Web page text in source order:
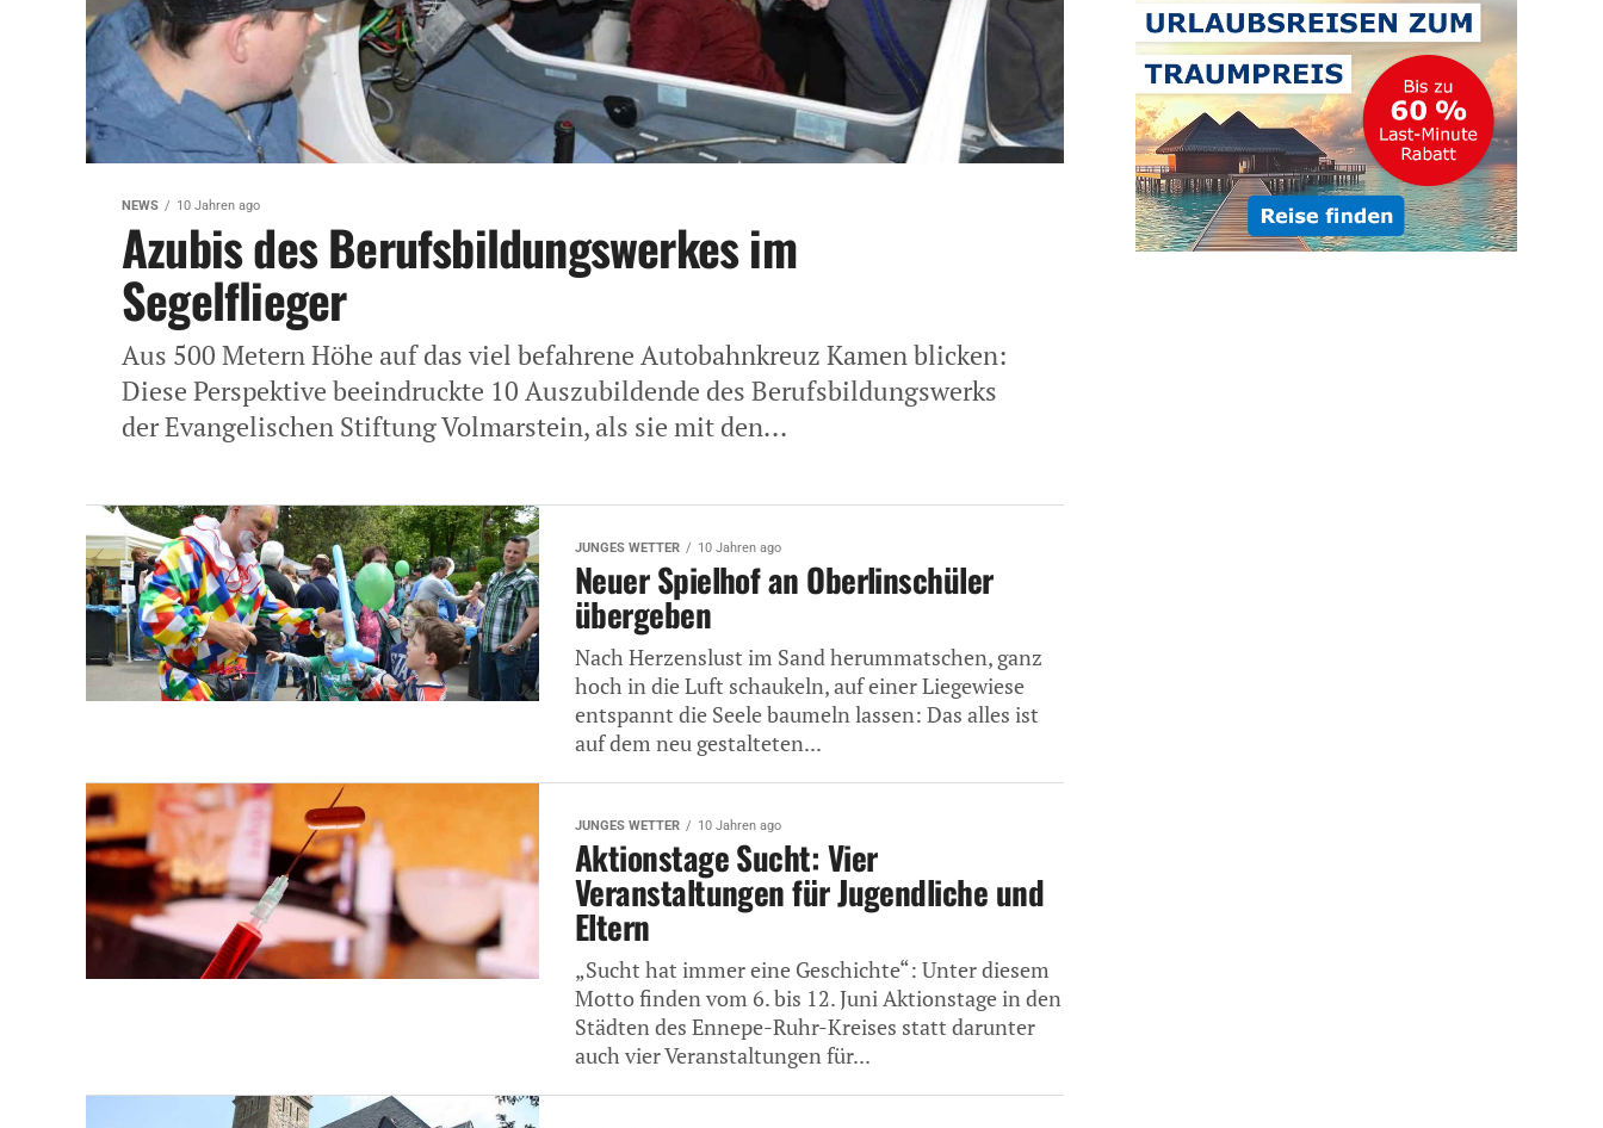
NEWS 10 Jahren ago
Azubis des Berufsbildungswerkes im
Segelflieger
Aus 500 Metern Höhe auf das viel befahrene Autobahnkreuz Kamen blicken:
Diese Perspektive beeindruckte 10 Auszubildende des Berufsbildungswerks
der Evangelischen Stiftung Volmarstein, als sie mit den...
JUNGES WETTER 10 Jahren ago
Neuer Spielhof an Oberlinschüler
übergeben
Nach Herzenslust im Sand herummatschen, ganz
hoch in die Luft schaukeln, auf einer Liegewiese
entspannt die Seele baumeln lassen: Das alles ist
auf dem neu gestalteten...
JUNGES WETTER 10 Jahren ago
Aktionstage Sucht: Vier
Veranstaltungen für Jugendliche und
Eltern
„Sucht hat immer eine Geschichte“: Unter diesem
Motto finden vom 6. bis 12. Juni Aktionstage in den
Städten des Ennepe-Ruhr-Kreises statt darunter
auch vier Veranstaltungen für...